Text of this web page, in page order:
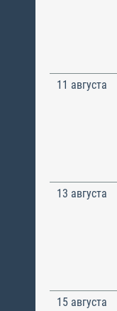
11 августа
13 августа
15 августа